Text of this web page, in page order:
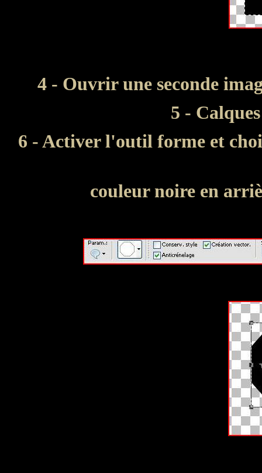
4 - Ouvrir une seconde
5 -
6 - Activer l'outil forme et
couleur noire en